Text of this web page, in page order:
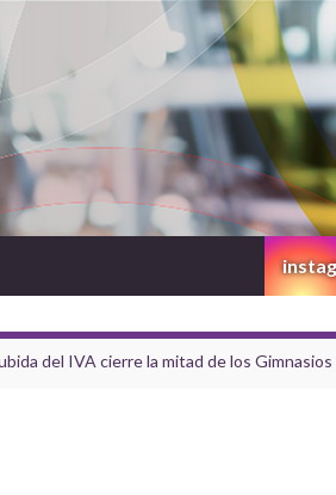
del IVA cierre la mitad de los Gimnasios